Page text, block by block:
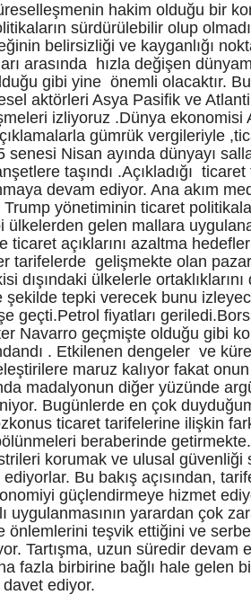
hakim olduğu bir
sürdürülebilir olup
belirsizliği ve kayganlığı
arasında hızla değişen
gibi yine önemli olacaktır.
aktörleri Asya Pasifik ve
izliyoruz .Dünya ekonomisi
gümrük vergileriyle
Nisan ayında dünyayı
taşındı .Açıkladığı
devam ediyor. Ana akım
yönetiminin ticaret
ülkelerden gelen mallara
ticaret açıklarını azaltma
tarifelerde gelişmekte olan
dışındaki ülkelerle
şekilde tepki verecek bunu
geçti.Petrol fiyatları
Navarro geçmişte olduğu gibi
. Etkilenen dengeler ve
maruz kalıyor fakat
madalyonun diğer yüzünde
Bugünlerde en çok
ticaret tarifelerine ilişkin
beraberinde
korumak ve ulusal
Bu bakış açısından,
güçlendirmeye hizmet
uygulanmasının yarardan çok
önlemlerini teşvik ettiğini ve
Tartışma, uzun süredir devam
fazla birbirine bağlı hale gelen
ediyor.